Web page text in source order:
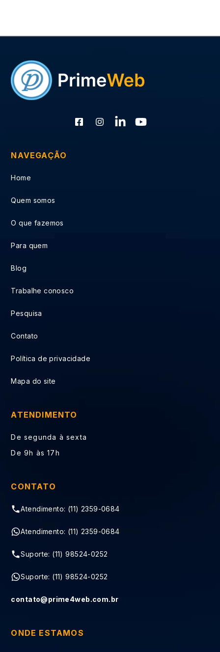
NAVEGAÇÃO
Home
Quem somos
O que fazemos
Para quem
Blog
Trabalhe conosco
Pesquisa
Contato
Política de privacidade
Mapa do site
ATENDIMENTO
De segunda à sexta
De 9h às 17h
CONTATO
Atendimento: (11) 2359-0684
Atendimento: (11) 2359-0684
Suporte: (11) 98524-0252
Suporte: (11) 98524-0252
contato@prime4web.com.br
ONDE ESTAMOS